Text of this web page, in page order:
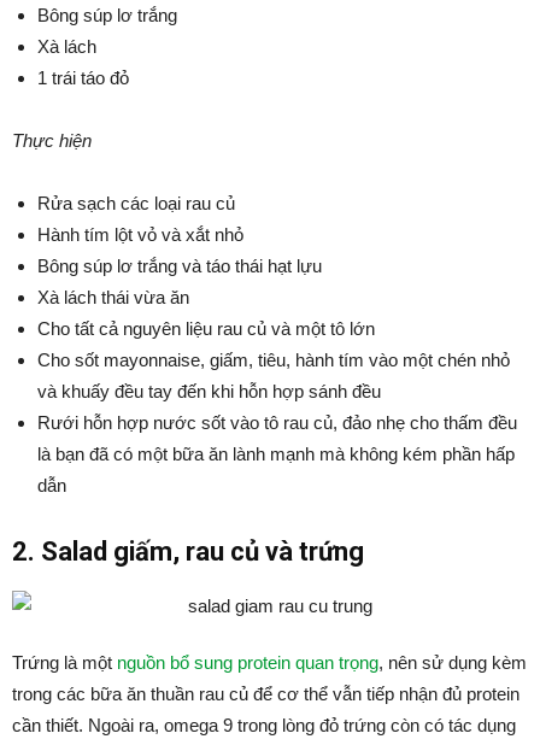
Bông súp lơ trắng
Xà lách
1 trái táo đỏ
Thực hiện
Rửa sạch các loại rau củ
Hành tím lột vỏ và xắt nhỏ
Bông súp lơ trắng và táo thái hạt lựu
Xà lách thái vừa ăn
Cho tất cả nguyên liệu rau củ và một tô lớn
Cho sốt mayonnaise, giấm, tiêu, hành tím vào một chén nhỏ
và khuấy đều tay đến khi hỗn hợp sánh đều
Rưới hỗn hợp nước sốt vào tô rau củ, đảo nhẹ cho thấm đều
là bạn đã có một bữa ăn lành mạnh mà không kém phần hấp
dẫn
2. Salad giấm, rau củ và trứng
Trứng là một nguồn bổ sung protein quan trọng, nên sử dụng kèm
trong các bữa ăn thuần rau củ để cơ thể vẫn tiếp nhận đủ protein
cần thiết. Ngoài ra, omega 9 trong lòng đỏ trứng còn có tác dụng